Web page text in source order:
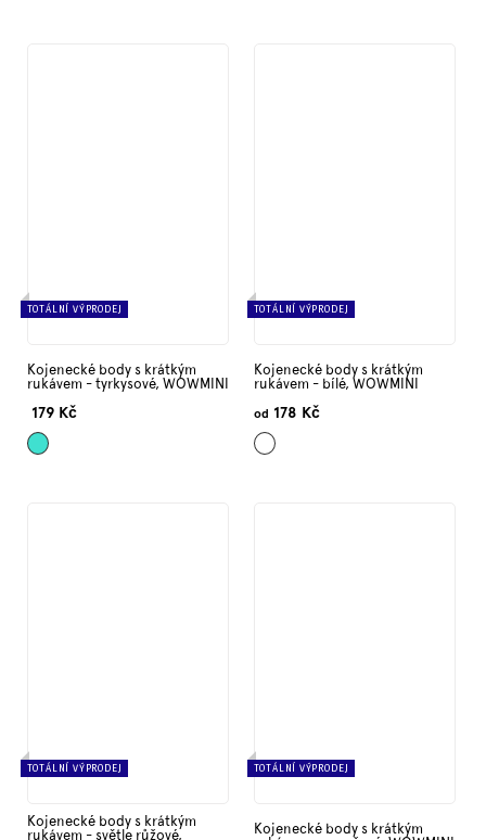
TOTÁLNÍ VÝPRODEJ
Kojenecké body s krátkým
rukávem - tyrkysové, WOWMINI
179 Kč
Tyrkysová
TOTÁLNÍ VÝPRODEJ
Kojenecké body s krátkým
rukávem - bílé, WOWMINI
od 178 Kč
Bílá
TOTÁLNÍ VÝPRODEJ
Kojenecké body s krátkým
rukávem - světle růžové,
TOTÁLNÍ VÝPRODEJ
Kojenecké body s krátkým